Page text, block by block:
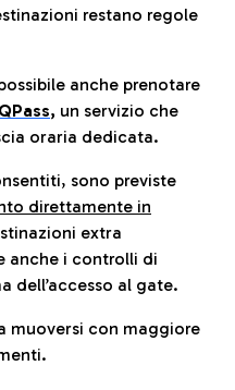
restano regole
anche prenotare
QPass, un servizio che
oraria dedicata.
sono previste
direttamente in
extra
anche i controlli di
dell’accesso al gate.
muoversi con maggiore